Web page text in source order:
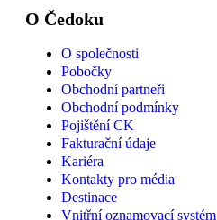
O Čedoku
O společnosti
Pobočky
Obchodní partneři
Obchodní podmínky
Pojištění CK
Fakturační údaje
Kariéra
Kontakty pro média
Destinace
Vnitřní oznamovací systém